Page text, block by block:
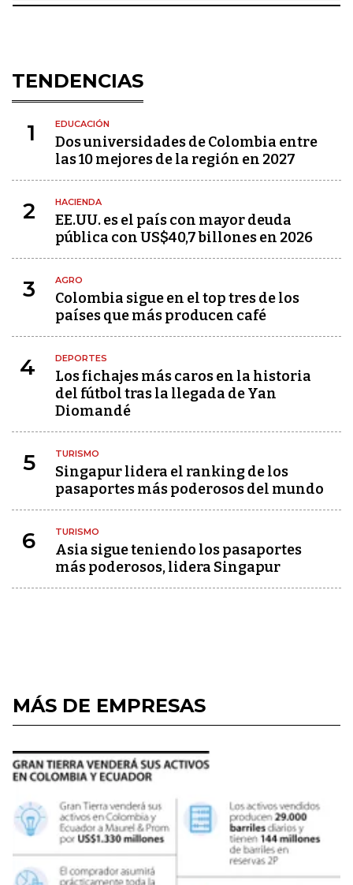
TENDENCIAS
1 EDUCACIÓN
Dos universidades de Colombia entre
las 10 mejores de la región en 2027
2 HACIENDA
EE.UU. es el país con mayor deuda
pública con US$40,7 billones en 2026
3 AGRO
Colombia sigue en el top tres de los
países que más producen café
4 DEPORTES
Los fichajes más caros en la historia
del fútbol tras la llegada de Yan
Diomandé
5 TURISMO
Singapur lidera el ranking de los
pasaportes más poderosos del mundo
6 TURISMO
Asia sigue teniendo los pasaportes
más poderosos, lidera Singapur
MÁS DE EMPRESAS